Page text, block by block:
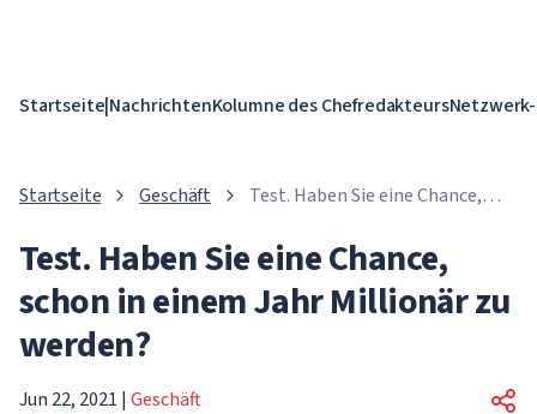
Startseite|NachrichtenKolumne des Chefredakteurs
Startseite Geschäft
Test. Haben Sie eine Chance,
werden?
Test. Haben Sie eine Chance,
schon in einem Jahr Millionär zu
werden?
Jun 22, 2021 | Geschäft